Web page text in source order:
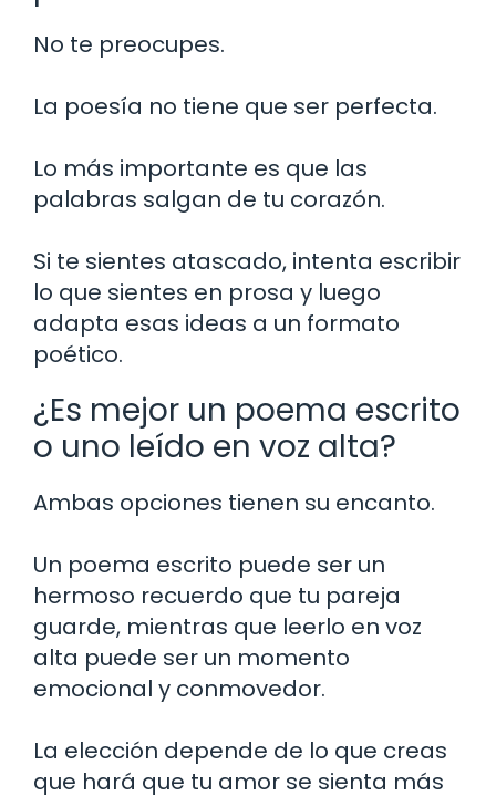
No te preocupes.
La poesía no tiene que ser perfecta.
Lo más importante es que las
palabras salgan de tu corazón.
Si te sientes atascado, intenta escribir
lo que sientes en prosa y luego
adapta esas ideas a un formato
poético.
¿Es mejor un poema escrito
o uno leído en voz alta?
Ambas opciones tienen su encanto.
Un poema escrito puede ser un
hermoso recuerdo que tu pareja
guarde, mientras que leerlo en voz
alta puede ser un momento
emocional y conmovedor.
La elección depende de lo que creas
que hará que tu amor se sienta más